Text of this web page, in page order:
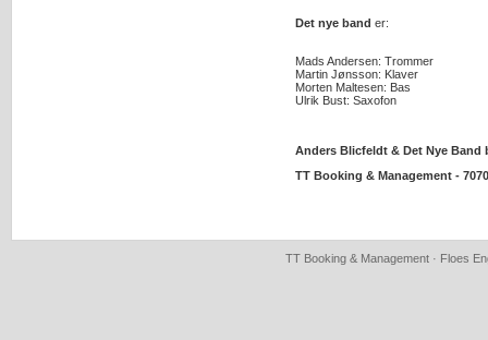
Det nye band er:
Mads Andersen: Trommer
Martin Jønsson: Klaver
Morten Maltesen: Bas
Ulrik Bust: Saxofon
Anders Blicfeldt & Det Nye Band
TT Booking & Management -
TT Booking & Management · Floes